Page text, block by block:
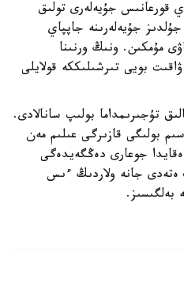
قورعانىس جۇيەلەرى تولىق
جۇلدىز جۇيەلەرىنە جاپپاي
مۇمكىن. ونىڭ ورنىنا
بويى تىرشىلىككە قولايلى
تۇجىرىمداما بولىپ سانالادى.
بولىگى قازىرگى عىلىم مەن
جوعارى دەڭگەيدەگى
ەتەدى جانە ولاردىڭ ءىس
بەلگىسىز.